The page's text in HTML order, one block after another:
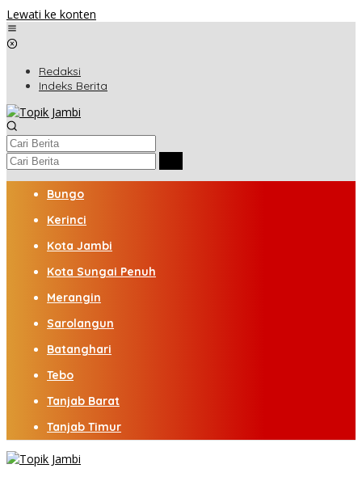
Lewati ke konten
Redaksi
Indeks Berita
Bungo
Kerinci
Kota Jambi
Kota Sungai Penuh
Merangin
Sarolangun
Batanghari
Tebo
Tanjab Barat
Tanjab Timur